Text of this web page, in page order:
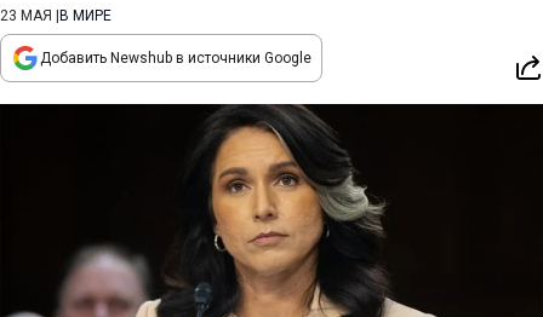
23 МАЯ В МИРЕ
Добавить Newshub в источники Google